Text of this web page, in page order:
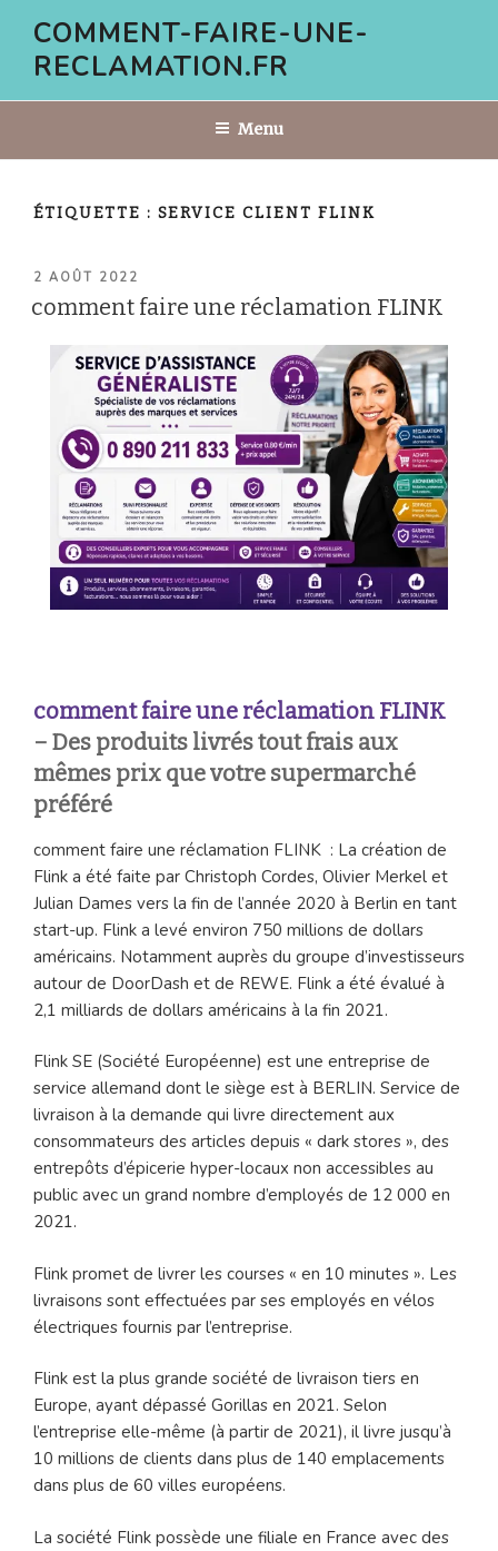
contenu
COMMENT-FAIRE-UNE-
RECLAMATION.FR
Menu
ÉTIQUETTE : SERVICE CLIENT FLINK
PUBLIÉ
2 AOÛT 2022
comment faire une réclamation FLINK
comment faire une réclamation FLINK
– Des produits livrés tout frais aux
mêmes prix que votre supermarché
préféré
comment faire une réclamation FLINK : La création de
Flink a été faite par Christoph Cordes, Olivier Merkel et
Julian Dames vers la fin de l’année 2020 à Berlin en tant
start-up. Flink a levé environ 750 millions de dollars
américains. Notamment auprès du groupe d’investisseurs
autour de DoorDash et de REWE. Flink a été évalué à
2,1 milliards de dollars américains à la fin 2021.
Flink SE (Société Européenne) est une entreprise de
service allemand dont le siège est à BERLIN. Service de
livraison à la demande qui livre directement aux
consommateurs des articles depuis « dark stores », des
entrepôts d’épicerie hyper-locaux non accessibles au
public avec un grand nombre d’employés de 12 000 en
2021.
Flink promet de livrer les courses « en 10 minutes ». Les
livraisons sont effectuées par ses employés en vélos
électriques fournis par l’entreprise.
Flink est la plus grande société de livraison tiers en
Europe, ayant dépassé Gorillas en 2021. Selon
l’entreprise elle-même (à partir de 2021), il livre jusqu’à
10 millions de clients dans plus de 140 emplacements
dans plus de 60 villes européens.
La société Flink possède une filiale en France avec des